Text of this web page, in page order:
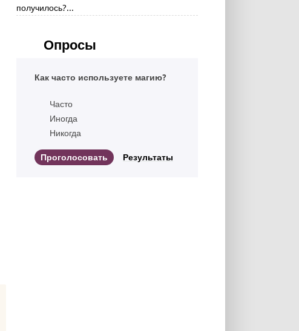
получилось?...
Опросы
Как часто используете магию?
Часто
Иногда
Никогда
Результаты